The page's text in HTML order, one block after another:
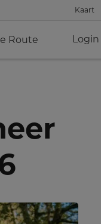
Kaart
Route Login